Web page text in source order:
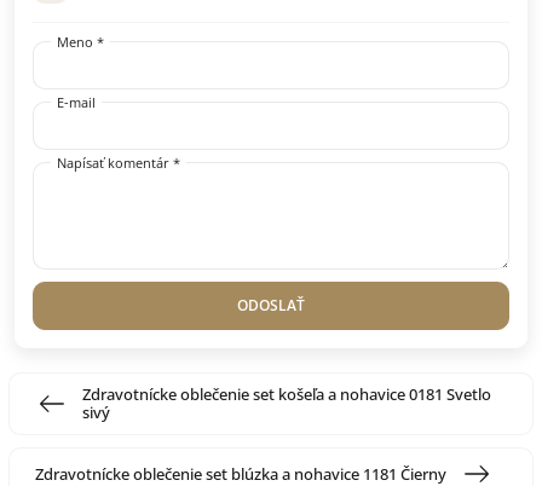
Meno *
E-mail
Napísať komentár *
ODOSLAŤ
Zdravotnícke oblečenie set košeľa a nohavice 0181 Svetlo
sivý
Zdravotnícke oblečenie set blúzka a nohavice 1181 Čierny